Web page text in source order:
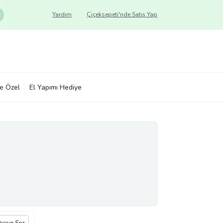
Çiçeksepeti'nde Satış Yap
Yardım
Özel El Yapımı Hediye